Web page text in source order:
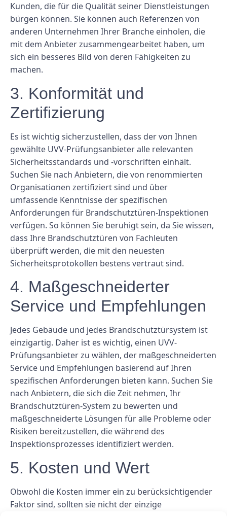
Kunden, die für die Qualität seiner Dienstleistungen
bürgen können. Sie können auch Referenzen von
anderen Unternehmen Ihrer Branche einholen, die
mit dem Anbieter zusammengearbeitet haben, um
sich ein besseres Bild von deren Fähigkeiten zu
machen.
3. Konformität und
Zertifizierung
Es ist wichtig sicherzustellen, dass der von Ihnen
gewählte UVV-Prüfungsanbieter alle relevanten
Sicherheitsstandards und -vorschriften einhält.
Suchen Sie nach Anbietern, die von renommierten
Organisationen zertifiziert sind und über
umfassende Kenntnisse der spezifischen
Anforderungen für Brandschutztüren-Inspektionen
verfügen. So können Sie beruhigt sein, da Sie wissen,
dass Ihre Brandschutztüren von Fachleuten
überprüft werden, die mit den neuesten
Sicherheitsprotokollen bestens vertraut sind.
4. Maßgeschneiderter
Service und Empfehlungen
Jedes Gebäude und jedes Brandschutztürsystem ist
einzigartig. Daher ist es wichtig, einen UVV-
Prüfungsanbieter zu wählen, der maßgeschneiderten
Service und Empfehlungen basierend auf Ihren
spezifischen Anforderungen bieten kann. Suchen Sie
nach Anbietern, die sich die Zeit nehmen, Ihr
Brandschutztüren-System zu bewerten und
maßgeschneiderte Lösungen für alle Probleme oder
Risiken bereitzustellen, die während des
Inspektionsprozesses identifiziert werden.
5. Kosten und Wert
Obwohl die Kosten immer ein zu berücksichtigender
Faktor sind, sollten sie nicht der einzige